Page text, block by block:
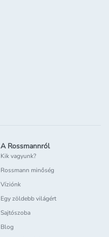
A Rossmannról
Kik vagyunk?
Rossmann minőség
Víziónk
Egy zöldebb világért
Sajtószoba
Blog